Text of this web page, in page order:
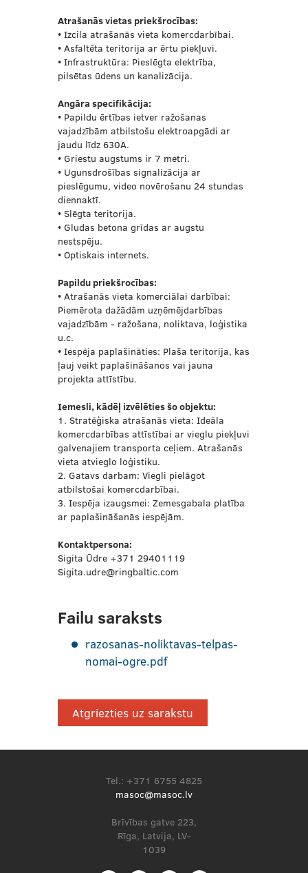
Atrašanās vietas priekšrocības:
• Izcila atrašanās vieta komercdarbībai.
• Asfaltēta teritorija ar ērtu piekļuvi.
• Infrastruktūra: Pieslēgta elektrība,
pilsētas ūdens un kanalizācija.
Angāra specifikācija:
• Papildu ērtības ietver ražošanas
vajadzībām atbilstošu elektroapgādi ar
jaudu līdz 630A.
• Griestu augstums ir 7 metri.
• Ugunsdrošības signalizācija ar
pieslēgumu, video novērošanu 24 stundas
diennaktī.
• Slēgta teritorija.
• Gludas betona grīdas ar augstu
nestspēju.
• Optiskais internets.
Papildu priekšrocības:
• Atrašanās vieta komerciālai darbībai:
Piemērota dažādām uzņēmējdarbības
vajadzībām - ražošana, noliktava, loģistika
u.c.
• Iespēja paplašināties: Plaša teritorija, kas
ļauj veikt paplašināšanos vai jauna
projekta attīstību.
Iemesli, kādēļ izvēlēties šo objektu:
1. Stratēģiska atrašanās vieta: Ideāla
komercdarbības attīstībai ar vieglu piekļuvi
galvenajiem transporta ceļiem. Atrašanās
vieta atvieglo loģistiku.
2. Gatavs darbam: Viegli pielāgot
atbilstošai komercdarbībai.
3. Iespēja izaugsmei: Zemesgabala platība
ar paplašināšanās iespējām.
Kontaktpersona:
Sigita Ūdre +371 29401119
Sigita.udre@ringbaltic.com
Failu saraksts
razosanas-noliktavas-telpas-
nomai-ogre.pdf
Atgriezties uz sarakstu
Brīvības gatve 223,
Rīga, Latvija, LV-
1039
Tel.: +371 6755 4825
masoc@masoc.lv